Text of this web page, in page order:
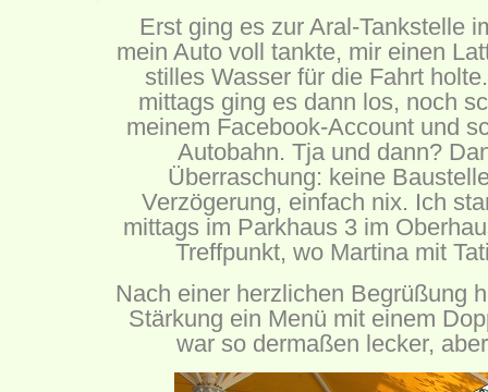
Erst ging es zur Aral-Tankstelle
mein Auto voll tankte, mir einen
stilles Wasser für die Fahrt
mittags ging es dann los, noch
meinem Facebook-Account und
Autobahn. Tja und dann?
Überraschung: keine
Verzögerung, einfach nix. Ich
mittags im Parkhaus 3 im
Treffpunkt, wo Martina mit
Nach einer herzlichen Begrüßung
Stärkung ein Menü mit einem
war so dermaßen lecker,